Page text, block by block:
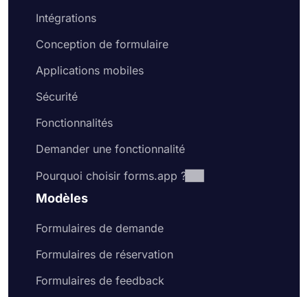
Intégrations
Conception de formulaire
Applications mobiles
Sécurité
Fonctionnalités
Demander une fonctionnalité
Pourquoi choisir forms.app ?
Modèles
Formulaires de demande
Formulaires de réservation
Formulaires de feedback